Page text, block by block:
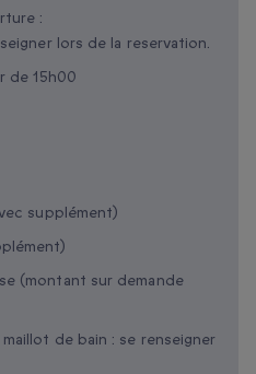
:
lors de la reservation.
de 15h00
supplément)
(montant sur demande
de bain : se renseigner